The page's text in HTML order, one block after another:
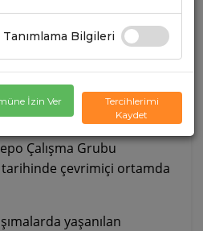
Çalışma Grubu
tarihinde çevrimiçi ortamda
yaşanılan
Bilgileri
İzin Ver
Tercihlerimi
Kaydet